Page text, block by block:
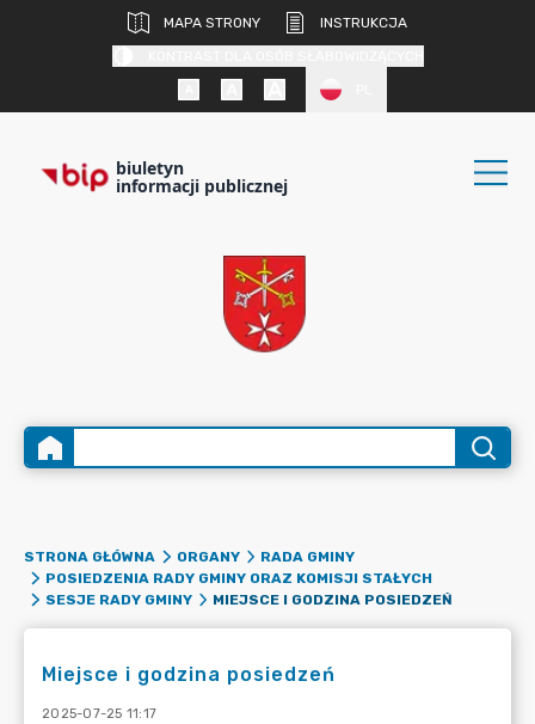
MAPA STRONY
INSTRUKCJA
biuletyn
informacji publicznej
STRONA GŁÓWNA ORGANY
RADA GMINY
POSIEDZENIA RADY GMINY ORAZ KOMISJI STAŁYCH
SESJE RADY GMINY
MIEJSCE I GODZINA POSIEDZEŃ
Miejsce i godzina posiedzeń
2025-07-25 11:17